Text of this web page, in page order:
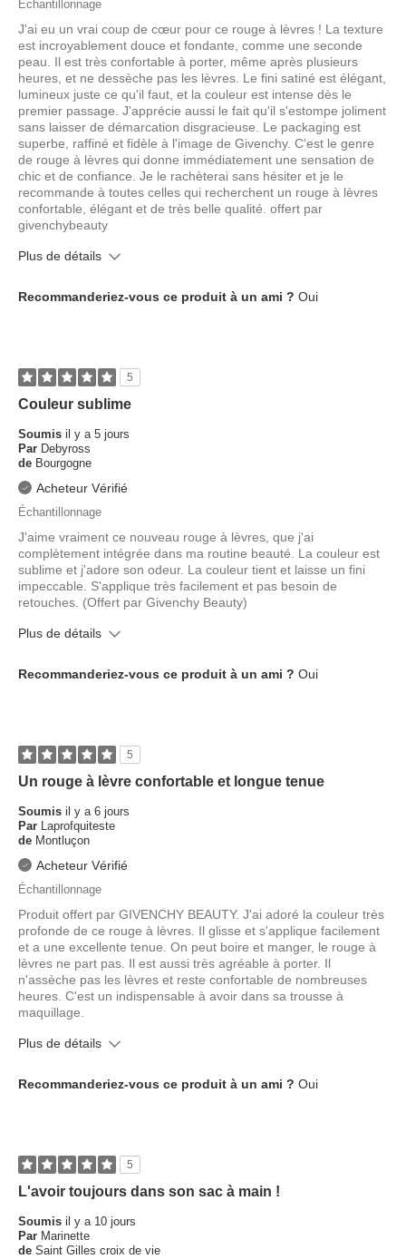
Échantillonnage
J'ai eu un vrai coup de cœur pour ce rouge à lèvres ! La texture
est incroyablement douce et fondante, comme une seconde
peau. Il est très confortable à porter, même après plusieurs
heures, et ne dessèche pas les lèvres. Le fini satiné est élégant,
lumineux juste ce qu'il faut, et la couleur est intense dès le
premier passage. J'apprécie aussi le fait qu'il s'estompe joliment
sans laisser de démarcation disgracieuse. Le packaging est
superbe, raffiné et fidèle à l'image de Givenchy. C'est le genre
de rouge à lèvres qui donne immédiatement une sensation de
chic et de confiance. Je le rachèterai sans hésiter et je le
recommande à toutes celles qui recherchent un rouge à lèvres
confortable, élégant et de très belle qualité. offert par
givenchybeauty
Plus de détails
Recommanderiez-vous ce produit à un ami ? Oui
5
Couleur sublime
Soumis il y a 5 jours
Par Debyross
de Bourgogne
Acheteur Vérifié
Échantillonnage
J'aime vraiment ce nouveau rouge à lèvres, que j'ai
complètement intégrée dans ma routine beauté. La couleur est
sublime et j'adore son odeur. La couleur tient et laisse un fini
impeccable. S'applique très facilement et pas besoin de
retouches. (Offert par Givenchy Beauty)
Plus de détails
Recommanderiez-vous ce produit à un ami ? Oui
5
Un rouge à lèvre confortable et longue tenue
Soumis il y a 6 jours
Par Laprofquiteste
de Montluçon
Acheteur Vérifié
Échantillonnage
Produit offert par GIVENCHY BEAUTY. J'ai adoré la couleur très
profonde de ce rouge à lèvres. Il glisse et s'applique facilement
et a une excellente tenue. On peut boire et manger, le rouge à
lèvres ne part pas. Il est aussi très agréable à porter. Il
n'assèche pas les lèvres et reste confortable de nombreuses
heures. C'est un indispensable à avoir dans sa trousse à
maquillage.
Plus de détails
Recommanderiez-vous ce produit à un ami ? Oui
5
L'avoir toujours dans son sac à main !
Soumis il y a 10 jours
Par Marinette
de Saint Gilles croix de vie